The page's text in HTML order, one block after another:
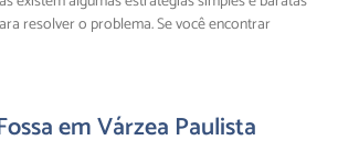
resolver o problema. Se você encontrar
em Várzea Paulista